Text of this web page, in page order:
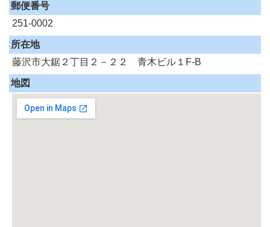
郵便番号
251-0002
所在地
藤沢市大鋸２丁目２－２２ 青木ビル１F-B
地図